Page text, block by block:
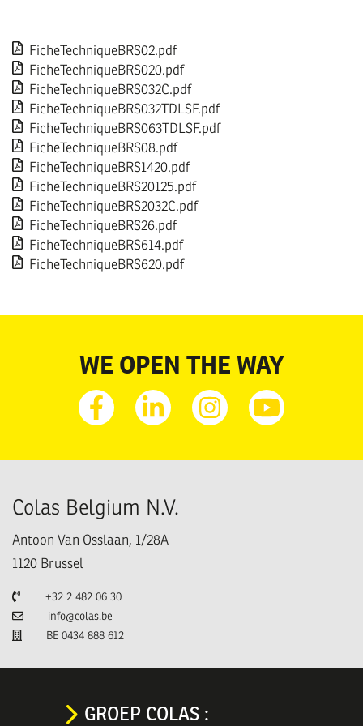
FicheTechniqueBRS02.pdf
FicheTechniqueBRS020.pdf
FicheTechniqueBRS032C.pdf
FicheTechniqueBRS032TDLSF.pdf
FicheTechniqueBRS063TDLSF.pdf
FicheTechniqueBRS08.pdf
FicheTechniqueBRS1420.pdf
FicheTechniqueBRS20125.pdf
FicheTechniqueBRS2032C.pdf
FicheTechniqueBRS26.pdf
FicheTechniqueBRS614.pdf
FicheTechniqueBRS620.pdf
WE OPEN THE WAY
FacebookLinkedinInstagramYoutube
Colas Belgium N.V.
Antoon Van Osslaan, 1/28A
1120 Brussel
Telefoon+32 2 482 06 30
E-mailinfo@colas.be
BE 0434 888 612
GROEP COLAS :